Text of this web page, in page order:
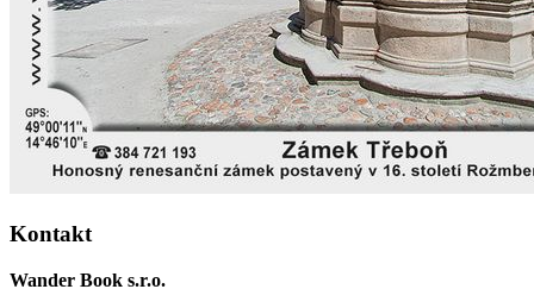
Kontakt
Wander Book s.r.o.